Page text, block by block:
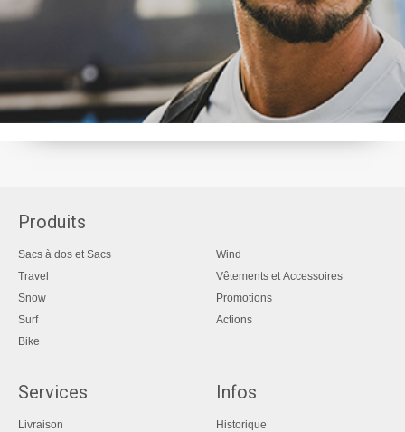
Produits
Sacs à dos et Sacs
Travel
Snow
Surf
Bike
Wind
Vêtements et Accessoires
Promotions
Actions
Services
Livraison
Infos
Historique